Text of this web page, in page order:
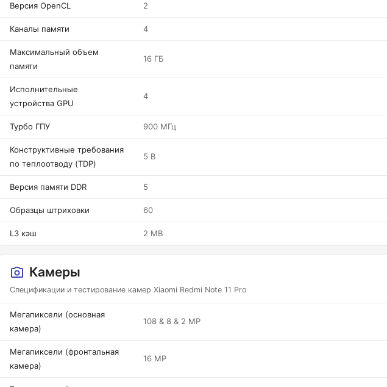
Версия OpenCL 2
Каналы памяти 4
Максимальный объем
памяти
16 ГБ
Исполнительные
устройства GPU
4
Турбо ГПУ 900 МГц
Конструктивные требования
по теплоотводу (TDP)
5 В
Версия памяти DDR 5
Образцы штриховки 60
L3 кэш 2 MB
Камеры
Спецификации и тестирование камер Xiaomi Redmi Note 11 Pro
Мегапиксели (основная
камера)
108 & 8 & 2 MP
Мегапиксели (фронтальная
камера)
16 MP